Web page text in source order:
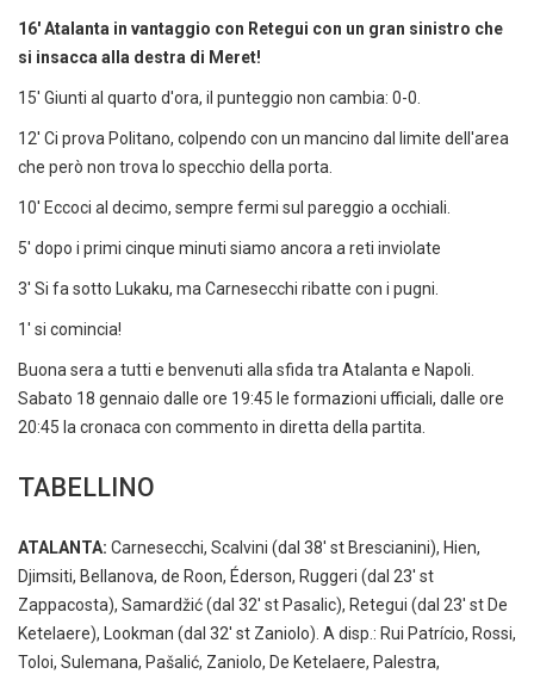
16' Atalanta in vantaggio con Retegui con un gran sinistro che
si insacca alla destra di Meret!
15' Giunti al quarto d'ora, il punteggio non cambia: 0-0.
12' Ci prova Politano, colpendo con un mancino dal limite dell'area
che però non trova lo specchio della porta.
10' Eccoci al decimo, sempre fermi sul pareggio a occhiali.
5' dopo i primi cinque minuti siamo ancora a reti inviolate
3' Si fa sotto Lukaku, ma Carnesecchi ribatte con i pugni.
1' si comincia!
Buona sera a tutti e benvenuti alla sfida tra Atalanta e Napoli.
Sabato 18 gennaio dalle ore 19:45 le formazioni ufficiali, dalle ore
20:45 la cronaca con commento in diretta della partita.
TABELLINO
ATALANTA: Carnesecchi, Scalvini (dal 38' st Brescianini), Hien,
Djimsiti, Bellanova, de Roon, Éderson, Ruggeri (dal 23' st
Zappacosta), Samardžić (dal 32' st Pasalic), Retegui (dal 23' st De
Ketelaere), Lookman (dal 32' st Zaniolo). A disp.: Rui Patrício, Rossi,
Toloi, Sulemana, Pašalić, Zaniolo, De Ketelaere, Palestra,